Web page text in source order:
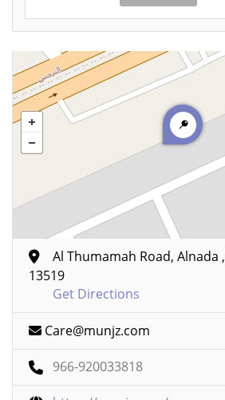
Al Thumamah Road, Alnada
13519
Get Directions
Care@munjz.com
966-920033818